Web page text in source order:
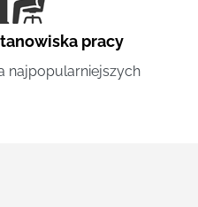
pracy
najpopularniejszych